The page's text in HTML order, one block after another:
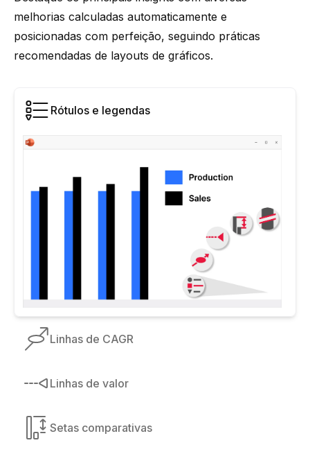
melhorias calculadas automaticamente e
posicionadas com perfeição, seguindo práticas
recomendadas de layouts de gráficos.
Rótulos e legendas
Linhas de CAGR
Linhas de valor
Setas comparativas